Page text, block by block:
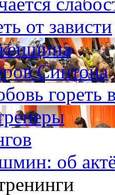
от зависти
Синтона
гореть
об